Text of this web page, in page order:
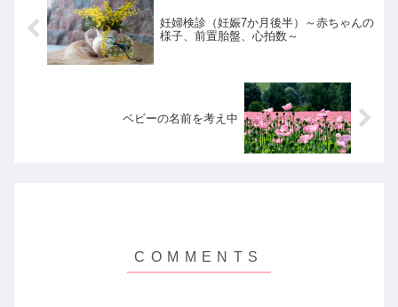
妊婦検診（妊娠7か月後半）～赤ちゃんの
様子、前置胎盤、心拍数～
ベビーの名前を考え中